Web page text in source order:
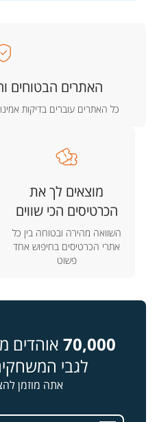
האתרים הבטוחים
כל האתרים עוברים בדיקות
מוצאים לך את
הכרטיסים הכי שווים
השוואה מהירה ובטוחה בין כל
אתרי הכרטיסים בחיפוש אחד
פשוט
70,000 אוהדים
לגבי
אתה מוזמן